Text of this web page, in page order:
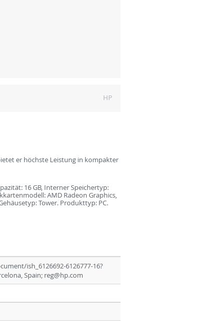
HP
er höchste Leistung in kompakter
16 GB, Interner Speichertyp:
AMD Radeon Graphics,
Tower. Produkttyp: PC.
ish_6126692-6126777-16?
Spain; reg@hp.com